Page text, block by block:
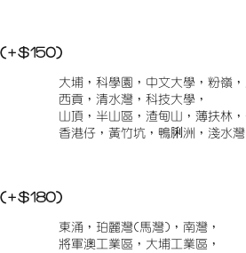
大埔，科學園，中文大學，粉嶺，
西貢，清水灣，科技大學，
山頂，半山區，渣甸山，薄扶林
香港仔，黃竹坑，鴨脷洲，淺水
東涌，珀麗灣(馬灣)，南灣，
將軍澳工業區，大埔工業區，